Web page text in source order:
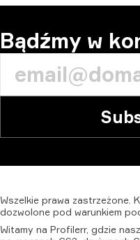
Bądźmy w
Wszelkie prawa zastrzeżone.
dozwolone pod warunkiem
Witamy na Profilerr, gdzie